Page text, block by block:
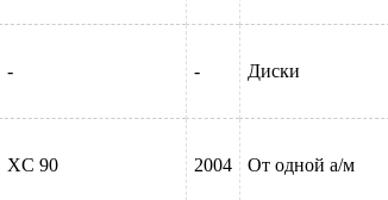
- - Диски
XC 90 2004 От одной а/м